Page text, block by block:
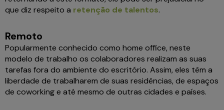
que diz respeito a retenção de talentos.
Remoto
Popularmente conhecido como home office, neste
modelo de trabalho os colaboradores realizam as suas
tarefas fora do ambiente do escritório. Assim, eles têm a
liberdade de trabalharem de suas residências, de espaços
de coworking e até mesmo de outras cidades e países.